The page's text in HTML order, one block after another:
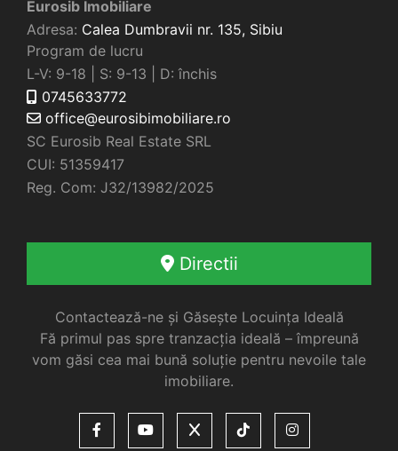
Eurosib Imobiliare
Adresa: Calea Dumbravii nr. 135, Sibiu
Program de lucru
L-V: 9-18 | S: 9-13 | D: închis
0745633772
office@eurosibimobiliare.ro
SC Eurosib Real Estate SRL
CUI: 51359417
Reg. Com: J32/13982/2025
Directii
Contactează-ne și Găsește Locuința Ideală
Fă primul pas spre tranzacția ideală – împreună
vom găsi cea mai bună soluție pentru nevoile tale
imobiliare.